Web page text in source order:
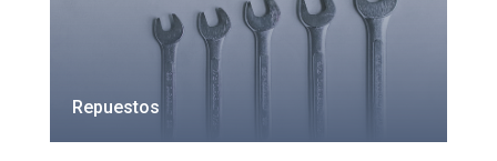
Repuestos